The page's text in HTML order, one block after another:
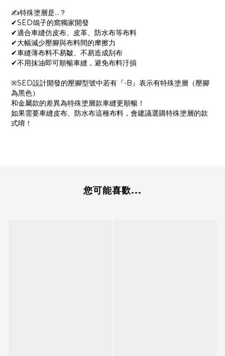
✍️特殊塗層是…？
✔SED鴿子的窩獨家開發
✔適合車縫仿皮布、皮革、防水布等布料
✔大幅減少壓腳與布料間的摩擦力
✔車縫薄布料不易皺、不易造成刮布
✔不用抹油即可順暢車縫，避免布料汙損
※SED設計開發的壓腳型號中若有『-B』表示有特殊塗層（壓腳
為黑色）
和金屬款的差異為特殊塗層款車縫更順暢！
如果需要車縫皮布、防水布這種布料，會建議選購特殊塗層的款
式唷！
您可能喜歡...